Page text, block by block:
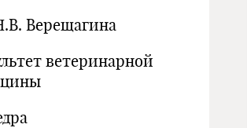
Верещагина
ветеринарной